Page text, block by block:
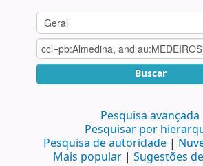
Buscar
Pesquisa avançada
Pesquisar por
Pesquisa de autoridade
Mais popular
Sugestões